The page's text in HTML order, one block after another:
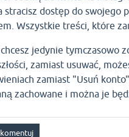
stracisz dostęp do swojego
Wszystkie treści, które
jedynie tymczasowo
zamiast usuwać,
zamiast "Usuń
zachowane i można je